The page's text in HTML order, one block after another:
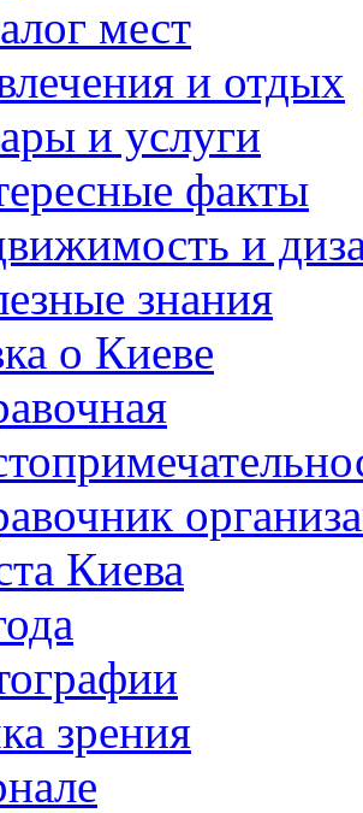
мест
и отдых
и услуги
факты
и
знания
о Киеве
Киева
зрения